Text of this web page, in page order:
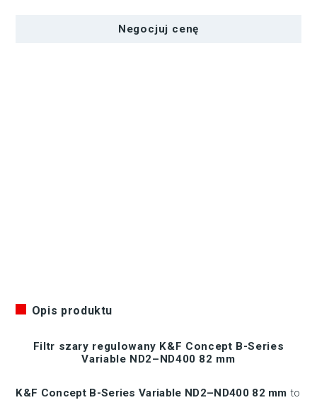
Negocjuj cenę
Opis produktu
Filtr szary regulowany K&F Concept B-Series
Variable ND2–ND400 82 mm
K&F Concept B-Series Variable ND2–ND400 82 mm to